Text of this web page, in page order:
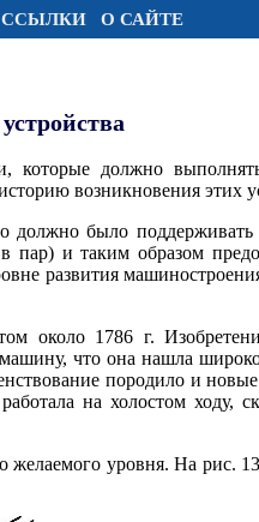
ССЫЛКИ О САЙТЕ
которые должно выполнять
возникновения этих
должно было
пар) и таким образом
развития
около 1786 г.
что она нашла
породило и
на холостом ходу,
желаемого уровня. На рис.